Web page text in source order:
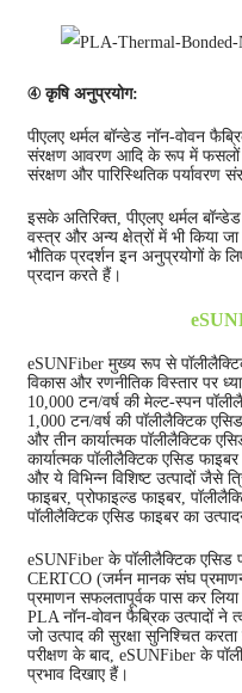
④ कृषि अनुप्रयोग:
पीएलए थर्मल बॉन्डेड नॉन-वोवन
संरक्षण आवरण आदि के रूप में फसलों
संरक्षण और पारिस्थितिक पर्यावरण
इसके अतिरिक्त, पीएलए थर्मल
वस्त्र और अन्य क्षेत्रों में भी किया
भौतिक प्रदर्शन इन अनुप्रयोगों के
प्रदान करते हैं।
eSUNFiber मुख्य रूप से
विकास और रणनीतिक विस्तार पर
10,000 टन/वर्ष की मेल्ट-स्पन
1,000 टन/वर्ष की पॉलीलैक्टिक
और तीन कार्यात्मक पॉलीलैक्टिक
कार्यात्मक पॉलीलैक्टिक एसिड
और ये विभिन्न विशिष्ट उत्पादों जैसे
फाइबर, प्रोफाइल्ड फाइबर,
पॉलीलैक्टिक एसिड फाइबर का
eSUNFiber के पॉलीलैक्टिक
CERTCO (जर्मन मानक संघ
प्रमाणन सफलतापूर्वक पास कर
PLA नॉन-वोवन फैब्रिक उत्पादों ने
जो उत्पाद की सुरक्षा सुनिश्चित
परीक्षण के बाद, eSUNFiber के
प्रभाव दिखाए हैं।